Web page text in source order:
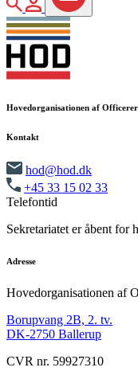
Menu
Hovedorganisationen af
Kontakt
hod@hod.dk
+45 33 15 02 33
Telefontid
Sekretariatet er åbent for
Adresse
Hovedorganisationen af
Borupvang 2B, 2. tv.
DK-2750 Ballerup
CVR nr. 59927310